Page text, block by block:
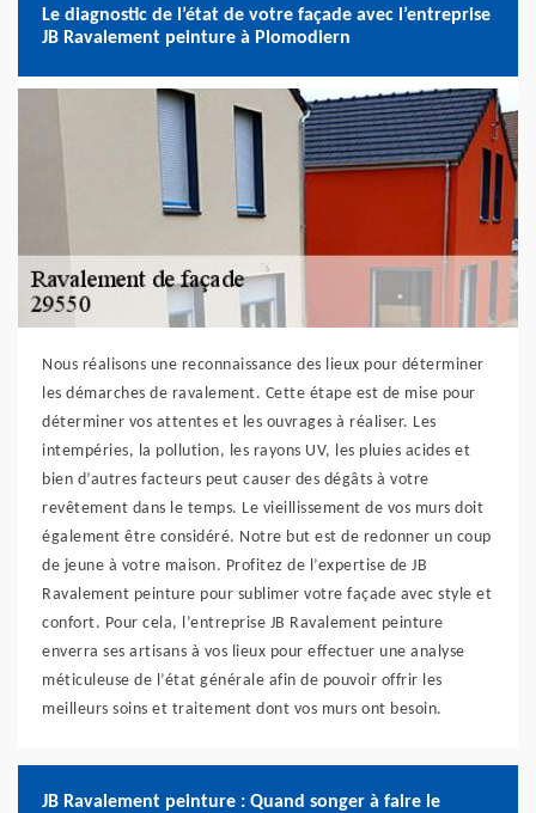
Le diagnostic de l’état de votre façade avec l’entreprise
JB Ravalement peinture à Plomodiern
Nous réalisons une reconnaissance des lieux pour déterminer
les démarches de ravalement. Cette étape est de mise pour
déterminer vos attentes et les ouvrages à réaliser. Les
intempéries, la pollution, les rayons UV, les pluies acides et
bien d’autres facteurs peut causer des dégâts à votre
revêtement dans le temps. Le vieillissement de vos murs doit
également être considéré. Notre but est de redonner un coup
de jeune à votre maison. Profitez de l’expertise de JB
Ravalement peinture pour sublimer votre façade avec style et
confort. Pour cela, l’entreprise JB Ravalement peinture
enverra ses artisans à vos lieux pour effectuer une analyse
méticuleuse de l’état générale afin de pouvoir offrir les
meilleurs soins et traitement dont vos murs ont besoin.
JB Ravalement peinture : Quand songer à faire le